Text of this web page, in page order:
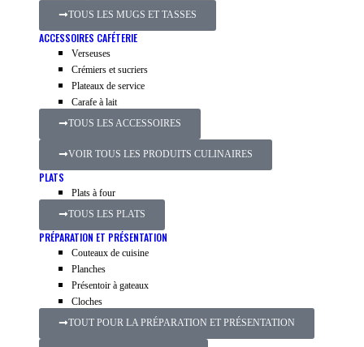
TOUS LES MUGS ET TASSES
ACCESSOIRES CAFÉTERIE
Verseuses
Crémiers et sucriers
Plateaux de service
Carafe à lait
TOUS LES ACCESSOIRES
VOIR TOUS LES PRODUITS CULINAIRES
PLATS
Plats à four
TOUS LES PLATS
PRÉPARATION ET PRÉSENTATION
Couteaux de cuisine
Planches
Présentoir à gateaux
Cloches
TOUT POUR LA PRÉPARATION ET PRÉSENTATION